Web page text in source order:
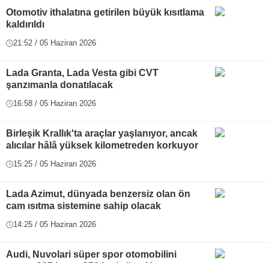
Otomotiv ithalatına getirilen büyük kısıtlama
kaldırıldı
21:52 / 05 Haziran 2026
Lada Granta, Lada Vesta gibi CVT
şanzımanla donatılacak
16:58 / 05 Haziran 2026
Birleşik Krallık'ta araçlar yaşlanıyor, ancak
alıcılar hâlâ yüksek kilometreden korkuyor
15:25 / 05 Haziran 2026
Lada Azimut, dünyada benzersiz olan ön
cam ısıtma sistemine sahip olacak
14:25 / 05 Haziran 2026
Audi, Nuvolari süper spor otomobilini